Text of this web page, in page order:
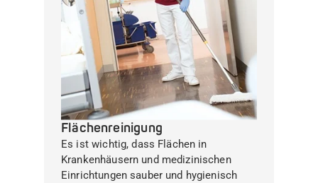
Flächenreinigung
Es ist wichtig, dass Flächen in
Krankenhäusern und medizinischen
Einrichtungen sauber und hygienisch